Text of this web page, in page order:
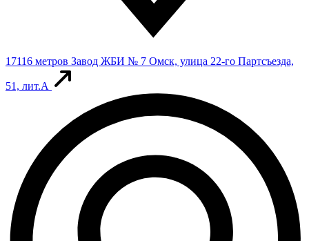
17116 метров Завод ЖБИ № 7 Омск, улица 22-го Партсъезда,
51, лит.А